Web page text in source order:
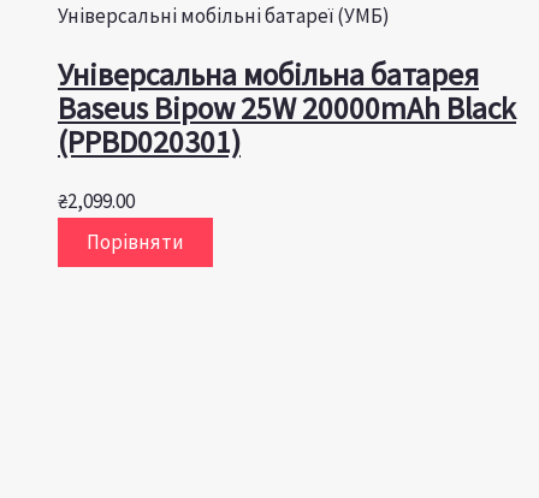
Універсальні мобільні батареї (УМБ)
Універсальна мобільна батарея
Baseus Bipow 25W 20000mAh Black
(PPBD020301)
₴2,099.00
Порівняти